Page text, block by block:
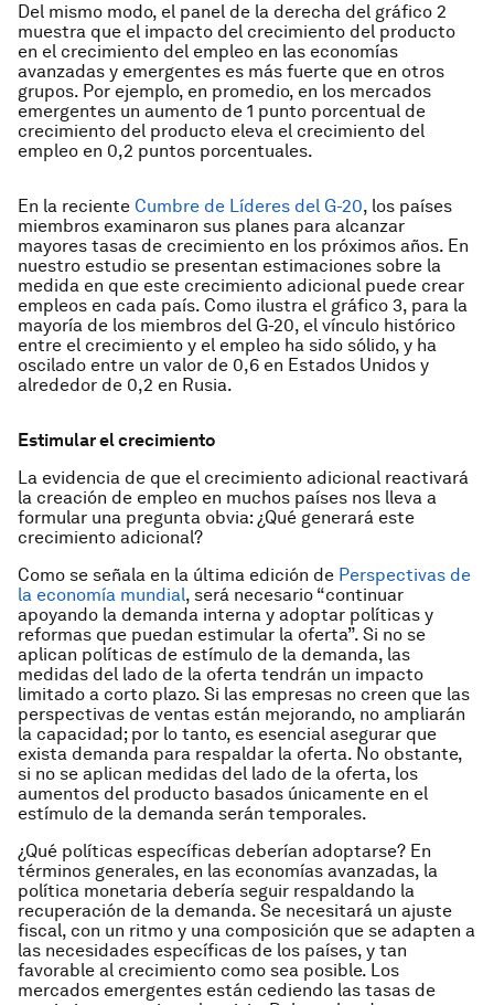
Del mismo modo, el panel de la derecha del gráfico 2
muestra que el impacto del crecimiento del producto
en el crecimiento del empleo en las economías
avanzadas y emergentes es más fuerte que en otros
grupos. Por ejemplo, en promedio, en los mercados
emergentes un aumento de 1 punto porcentual de
crecimiento del producto eleva el crecimiento del
empleo en 0,2 puntos porcentuales.
En la reciente Cumbre de Líderes del G-20, los países
miembros examinaron sus planes para alcanzar
mayores tasas de crecimiento en los próximos años. En
nuestro estudio se presentan estimaciones sobre la
medida en que este crecimiento adicional puede crear
empleos en cada país. Como ilustra el gráfico 3, para la
mayoría de los miembros del G-20, el vínculo histórico
entre el crecimiento y el empleo ha sido sólido, y ha
oscilado entre un valor de 0,6 en Estados Unidos y
alrededor de 0,2 en Rusia.
Estimular el crecimiento
La evidencia de que el crecimiento adicional reactivará
la creación de empleo en muchos países nos lleva a
formular una pregunta obvia: ¿Qué generará este
crecimiento adicional?
Como se señala en la última edición de Perspectivas de
la economía mundial, será necesario “continuar
apoyando la demanda interna y adoptar políticas y
reformas que puedan estimular la oferta”. Si no se
aplican políticas de estímulo de la demanda, las
medidas del lado de la oferta tendrán un impacto
limitado a corto plazo. Si las empresas no creen que las
perspectivas de ventas están mejorando, no ampliarán
la capacidad; por lo tanto, es esencial asegurar que
exista demanda para respaldar la oferta. No obstante,
si no se aplican medidas del lado de la oferta, los
aumentos del producto basados únicamente en el
estímulo de la demanda serán temporales.
¿Qué políticas específicas deberían adoptarse? En
términos generales, en las economías avanzadas, la
política monetaria debería seguir respaldando la
recuperación de la demanda. Se necesitará un ajuste
fiscal, con un ritmo y una composición que se adapten a
las necesidades específicas de los países, y tan
favorable al crecimiento como sea posible. Los
mercados emergentes están cediendo las tasas de